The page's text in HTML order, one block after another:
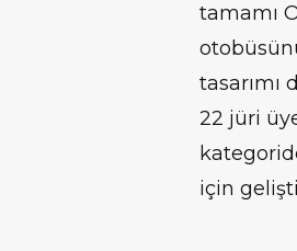
tamamı
tasarımı
22 jüri
için